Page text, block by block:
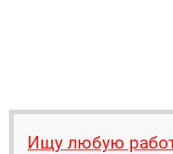
Ищу любую